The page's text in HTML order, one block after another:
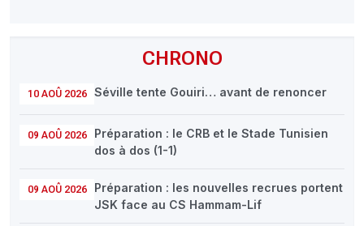
CHRONO
10 AOÛ 2026 Séville tente Gouiri… avant de renoncer
09 AOÛ 2026
Préparation : le CRB et le Stade Tunisien
dos à dos (1-1)
09 AOÛ 2026
Préparation : les nouvelles recrues portent
JSK face au CS Hammam-Lif